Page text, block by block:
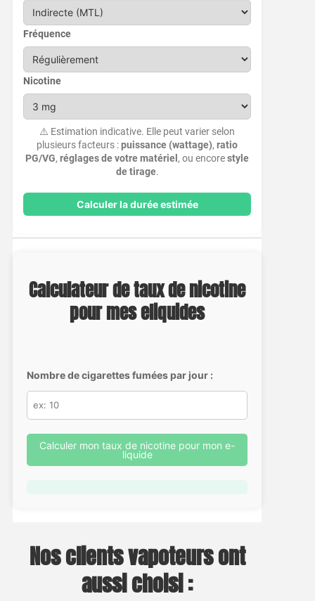
Fréquence
Nicotine
⚠️ Estimation indicative. Elle peut varier selon
plusieurs facteurs :puissance (wattage),ratio
PG/VG,réglages de votre matériel , ou encorestyle
de tirage.
Calculer la durée estimée
Calculateur de taux de nicotine
pour mes eliquides
Nombre de cigarettes fumées par jour :
Calculer mon taux de nicotine pour mon e-
liquide
Nos clients vapoteurs ont
aussi choisi :